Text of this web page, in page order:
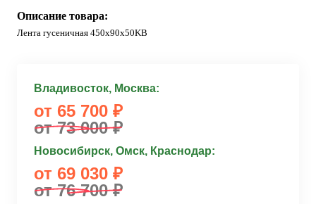
Описание товара:
Лента гусеничная 450x90x50KB
Владивосток, Москва:
от 65 700 ₽
от 73 000 ₽
Новосибирск, Омск, Краснодар:
от 69 030 ₽
от 76 700 ₽